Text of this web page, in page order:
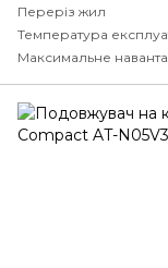
Переріз жил
Температура
Максимальне